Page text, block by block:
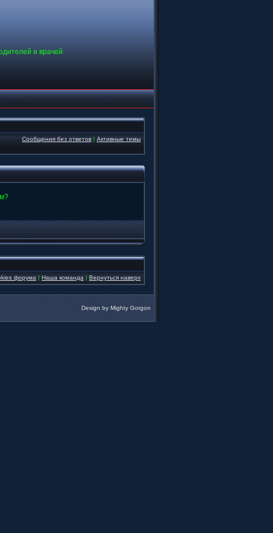
и врачей
Сообщения без ответов | Активные темы
форума | Наша команда | Вернуться наверх
Design by Mighty Gorgon